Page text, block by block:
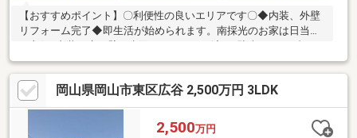
【おすすめポイント】〇利便性の良いエリアです〇◆内装、外壁
リフォーム完了◆即生活が始められます。南採光のお家は日当た
り良好♪内装（床、壁）水回りリフォーム済♪・駐車は2～３台可
能（車種による）・南向きバルコニーで日当たり良好【周辺環
境】・西大寺小学校まで徒歩約4分・天満屋ハピーズ西大寺店まで
徒歩約12分・林病院まで徒歩約6分〇お問い合わせ〇見学希望、
詳細気になる方は下記まで♪ばんな不動産 086-201-3488
岡山県岡山市東区広谷 2,500万円 3LDK
2,500万円